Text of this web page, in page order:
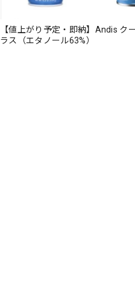
サーフクロス シ
【値上がり予定・即納】Andis ク
ラス（エタノール63%）